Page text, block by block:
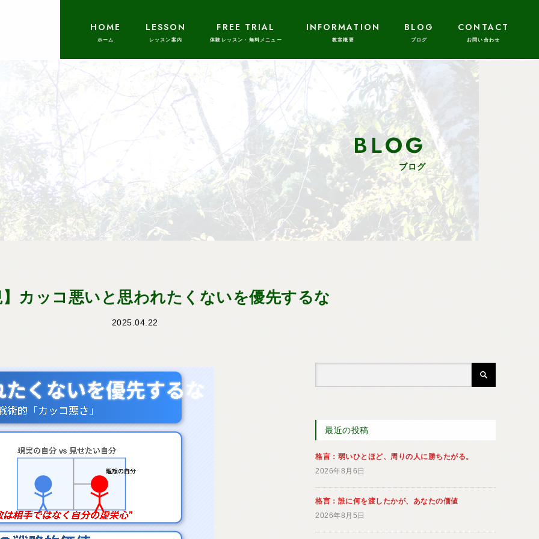
HOME LESSON FREE TRIAL INFORMATION BLOG CONTACT
BLOG
ブログ
カッコ悪いと思われたくないを優先するな
2025.04.22
最近の投稿
格言：弱いひとほど、周りの人に勝ちたがる。
2026年8月6日
格言：誰に何を渡したかが、あなたの価値
2026年8月5日